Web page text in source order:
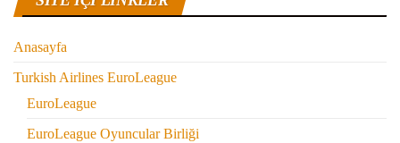
Anasayfa
Turkish Airlines EuroLeague
EuroLeague
EuroLeague Oyuncular Birliği